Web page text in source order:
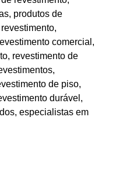
produtos de
comercial,
revestimento de
de piso,
durável,
especialistas em